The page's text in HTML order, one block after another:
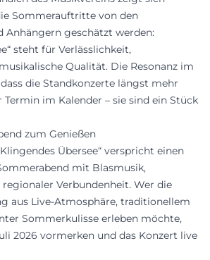
Sommerauftritte von den
Anhängern geschätzt werden:
steht für Verlässlichkeit,
Qualität. Die Resonanz im
die Standkonzerte längst mehr
Termin im Kalender – sie sind ein Stück
zum Genießen
Übersee“ verspricht einen
mit Blasmusik,
Verbundenheit. Wer die
aus Live-Atmosphäre, traditionellem
Sommerkulisse erleben möchte,
2026 vormerken und das Konzert live